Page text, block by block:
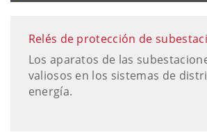
Relés de protección de
Los aparatos de las
valiosos en los sistemas de
energía.